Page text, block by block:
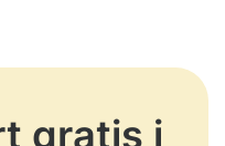
gratis i